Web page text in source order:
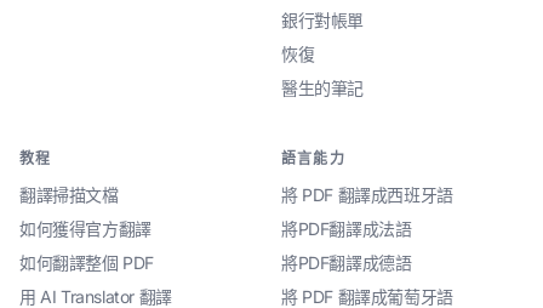
銀行對帳單
恢復
醫生的筆記
教程
翻譯掃描文檔
如何獲得官方翻譯
如何翻譯整個 PDF
用 AI Translator 翻譯
語言能力
將 PDF 翻譯成西班牙語
將PDF翻譯成法語
將PDF翻譯成德語
將 PDF 翻譯成葡萄牙語